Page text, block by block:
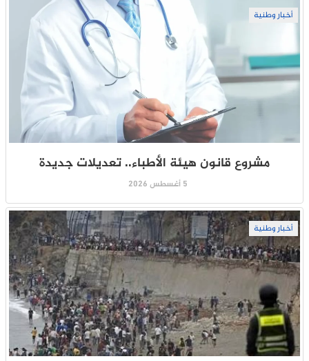
أخبار وطنية
مشروع قانون هيئة الأطباء.. تعديلات جديدة
5 أغسطس 2026
أخبار وطنية